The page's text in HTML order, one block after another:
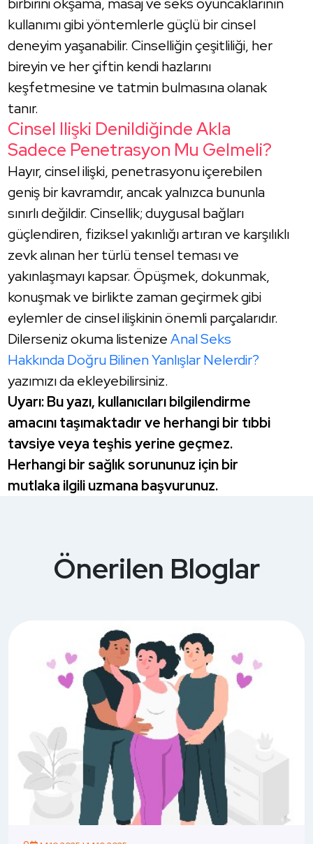
kullanımı gibi yöntemlerle güçlü bir cinsel
deneyim yaşanabilir. Cinselliğin çeşitliliği, her
bireyin ve her çiftin kendi hazlarını
keşfetmesine ve tatmin bulmasına olanak
tanır.
Cinsel Ilişki Denildiğinde Akla
Sadece Penetrasyon Mu Gelmeli?
Hayır, cinsel ilişki, penetrasyonu içerebilen
geniş bir kavramdır, ancak yalnızca bununla
sınırlı değildir. Cinsellik; duygusal bağları
güçlendiren, fiziksel yakınlığı artıran ve karşılıklı
zevk alınan her türlü tensel teması ve
yakınlaşmayı kapsar. Öpüşmek, dokunmak,
konuşmak ve birlikte zaman geçirmek gibi
eylemler de cinsel ilişkinin önemli parçalarıdır.
Dilerseniz okuma listenizeAnal Seks
Hakkında Doğru Bilinen Yanlışlar Nelerdir?
yazımızı da ekleyebilirsiniz.
Uyarı: Bu yazı, kullanıcıları bilgilendirme
amacını taşımaktadır ve herhangi bir tıbbi
tavsiye veya teşhis yerine geçmez.
Herhangi bir sağlık sorununuz için bir
mutlaka ilgili uzmana başvurunuz.
Önerilen Bloglar